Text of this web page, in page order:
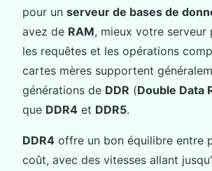
pour un serveur de bases de
avez de RAM, mieux votre serveur
les requêtes et les opérations
cartes mères supportent
générations de DDR (Double Data
que DDR4 et DDR5.
DDR4 offre un bon équilibre entre
coût, avec des vitesses allant